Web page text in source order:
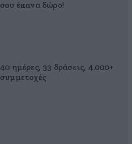
σου έκανα δώρο!
40 ημέρες, 33 δράσεις, 4.000+
συμμετοχές